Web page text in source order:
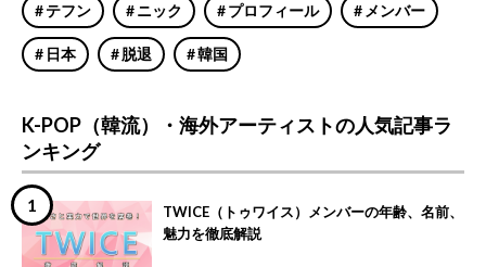
テフン ニック プロフィール メンバー
日本 脱退 韓国
K-POP（韓流）・海外アーティストの人気記事ラ
ンキング
TWICE（トゥワイス）メンバーの年齢、名前、
魅力を徹底解説